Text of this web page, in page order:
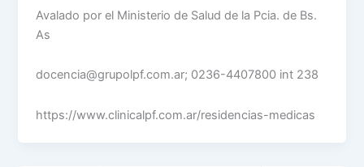
Avalado por el Ministerio de Salud de la Pcia. de Bs.
As
docencia@grupolpf.com.ar; 0236-4407800 int 238
https://www.clinicalpf.com.ar/residencias-medicas